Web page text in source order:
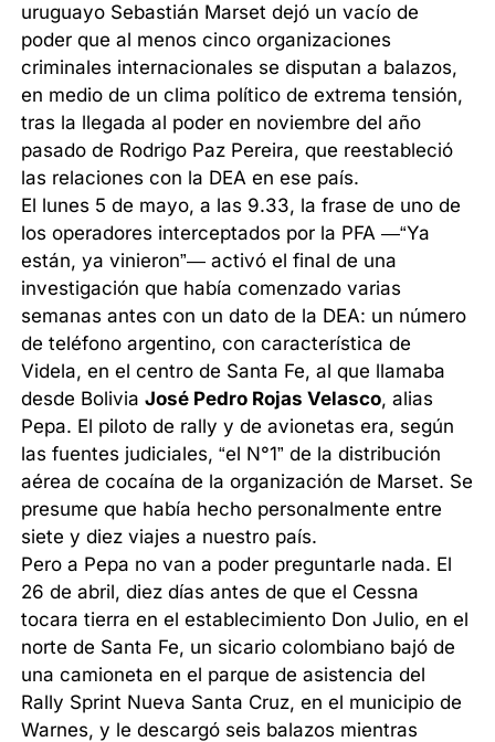
uruguayo Sebastián Marset dejó un vacío de
poder que al menos cinco organizaciones
criminales internacionales se disputan a balazos,
en medio de un clima político de extrema tensión,
tras la llegada al poder en noviembre del año
pasado de Rodrigo Paz Pereira, que reestableció
las relaciones con la DEA en ese país.
El lunes 5 de mayo, a las 9.33, la frase de uno de
los operadores interceptados por la PFA —“Ya
están, ya vinieron”— activó el final de una
investigación que había comenzado varias
semanas antes con un dato de la DEA: un número
de teléfono argentino, con característica de
Videla, en el centro de Santa Fe, al que llamaba
desde BoliviaJosé Pedro Rojas Velasco, alias
Pepa. El piloto de rally y de avionetas era, según
las fuentes judiciales, “el N°1” de la distribución
aérea de cocaína de la organización de Marset. Se
presume que había hecho personalmente entre
siete y diez viajes a nuestro país.
Pero a Pepa no van a poder preguntarle nada. El
26 de abril, diez días antes de que el Cessna
tocara tierra en el establecimiento Don Julio, en el
norte de Santa Fe, un sicario colombiano bajó de
una camioneta en el parque de asistencia del
Rally Sprint Nueva Santa Cruz, en el municipio de
Warnes, y le descargó seis balazos mientras